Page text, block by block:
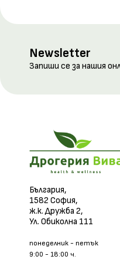
Newsletter
Запиши се за нашия
България,
1582 София,
ж.к. Дружба 2,
Ул. Обиколна 111
понеделник - петък
9:00 - 18:00 ч.